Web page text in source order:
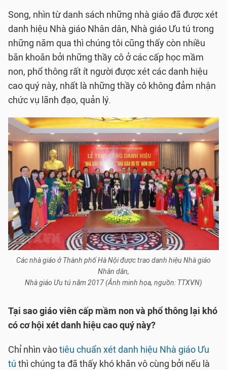
Song, nhìn từ danh sách những nhà giáo đã được xét
danh hiệu Nhà giáo Nhân dân, Nhà giáo Ưu tú trong
những năm qua thì chúng tôi cũng thấy còn nhiều
băn khoăn bởi những thầy cô ở các cấp học mầm
non, phổ thông rất ít người được xét các danh hiệu
cao quý này, nhất là những thầy cô không đảm nhận
chức vụ lãnh đạo, quản lý.
Các nhà giáo ở Thành phố Hà Nội được trao danh hiệu Nhà giáo
Nhân dân,
Nhà giáo Ưu tú năm 2017 (Ảnh minh họa, nguồn: TTXVN)
Tại sao giáo viên cấp mầm non và phổ thông lại khó
có cơ hội xét danh hiệu cao quý này?
Chỉ nhìn vàotiêu chuẩn xét danh hiệu Nhà giáo Ưu
tú thì chúng ta đã thấy khó khăn vô cùng bởi nếu là